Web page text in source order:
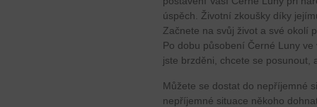
úspěch. Životní zkoušky díky
Začnete na svůj život a své okolí
Po dobu působení Černé Luny
jste brzděni, chcete se posunout,
Můžete se dostat do nepříjemné
nepříjemné situace někoho